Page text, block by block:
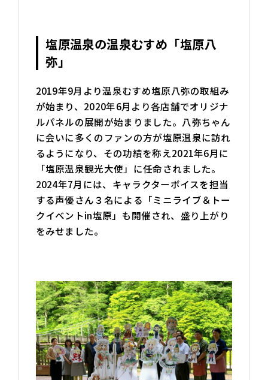
塩原温泉の温泉むすめ「塩原八
弥」
2019年9月より温泉むすめ塩原八弥の取組み
が始まり、2020年6月より各店舗でオリジナ
ルパネルの展開が始まりました。八弥ちゃん
に会いに多くのファンの方が塩原温泉に訪れ
るようになり、その功績を称え2021年6月に
「塩原温泉観光大使」に任命されました。
2024年7月には、キャラクターボイスを担当
する声優さん３名による「ミニライブ＆トー
クイベントin塩原」も開催され、盛り上がり
をみせました。